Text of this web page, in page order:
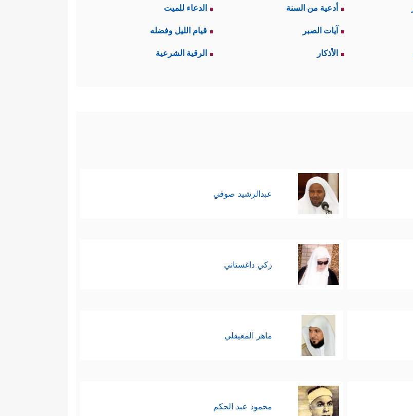
أدعية من السنة الدعاء للميت
آيات الصبر قيام الليل وفضله
الأذكار الرقية الشرعية
عبدالرشيد صوفي
زكي داغستاني
ماهر المعيقلي
محمود عبد الحكم